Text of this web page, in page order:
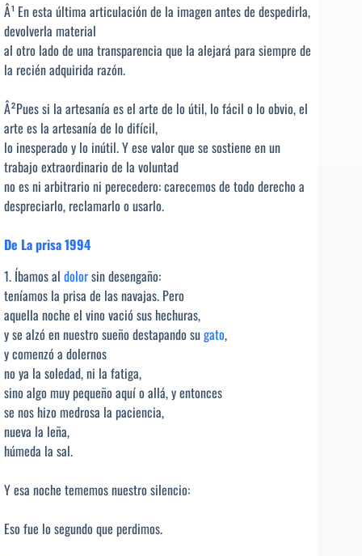
Â¹ En esta última articulación de la imagen antes de despedirla,
devolverla material
al otro lado de una transparencia que la alejará para siempre de
la recién adquirida razón.
Â²Pues si la artesanía es el arte de lo útil, lo fácil o lo obvio, el
arte es la artesanía de lo difícil,
lo inesperado y lo inútil. Y ese valor que se sostiene en un
trabajo extraordinario de la voluntad
no es ni arbitrario ni perecedero: carecemos de todo derecho a
despreciarlo, reclamarlo o usarlo.
De La prisa 1994
1. Íbamos al dolorsin desengaño:
teníamos la prisa de las navajas. Pero
aquella noche el vino vació sus hechuras,
y se alzó en nuestro sueño destapando sugato,
y comenzó a dolernos
no ya la soledad, ni la fatiga,
sino algo muy pequeño aquí o allá, y entonces
se nos hizo medrosa la paciencia,
nueva la leña,
húmeda la sal.
Y esa noche tememos nuestro silencio:
Eso fue lo segundo que perdimos.